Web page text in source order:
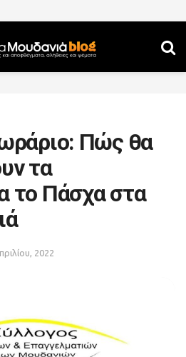
Πώς θα
τα
το Πάσχα στα
2022